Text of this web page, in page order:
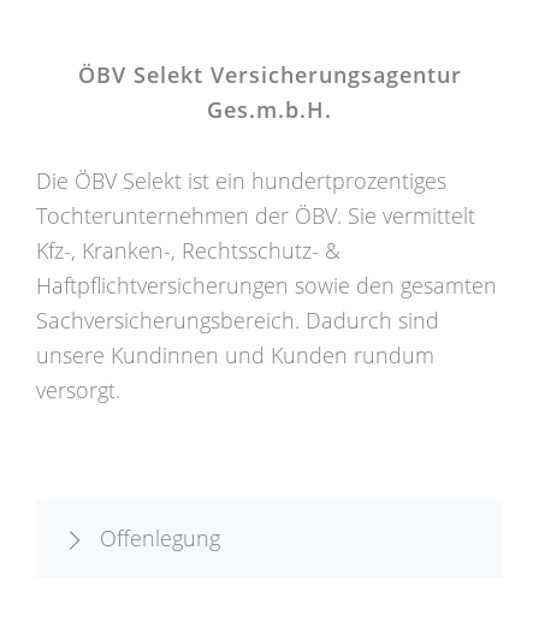
ÖBV Selekt Versicherungsagentur
Ges.m.b.H.
Die ÖBV Selekt ist ein hundertprozentiges
Tochterunternehmen der ÖBV. Sie vermittelt
Kfz-, Kranken-, Rechtsschutz- &
Haftpflichtversicherungen sowie den gesamten
Sachversicherungsbereich. Dadurch sind
unsere Kundinnen und Kunden rundum
versorgt.
Offenlegung